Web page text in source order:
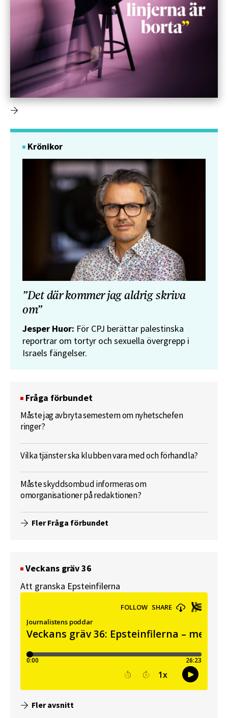
Krönikor
”Det där kommer jag aldrig skriva
om”
Jesper Huor: För CPJ berättar palestinska
reportrar om tortyr och sexuella övergrepp i
Israels fängelser.
Fråga förbundet
Måste jag avbryta semestern om nyhetschefen
ringer?
Vilka tjänster ska klubben vara med och förhandla?
Måste skyddsombud informeras om
omorganisationer på redaktionen?
Fler Fråga förbundet
Veckans gräv 36
Att granska Epsteinfilerna
Fler avsnitt